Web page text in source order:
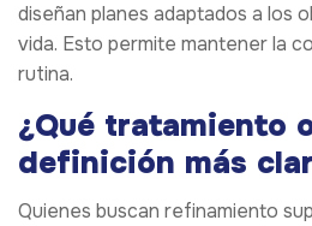
diseñan planes adaptados a los
vida. Esto permite mantener la
rutina.
¿Qué tratamiento
definición más
Quienes buscan refinamiento